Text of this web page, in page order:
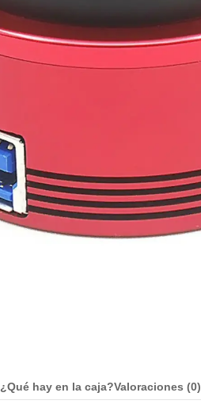
¿Qué hay en la caja?Valoraciones (0)